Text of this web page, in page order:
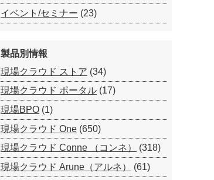
イベント/セミナー (23)
製品別情報
現場クラウド ストア (34)
現場クラウド ポータル (17)
現場BPO (1)
現場クラウド One (650)
現場クラウド Conne （コンネ）
(318)
現場クラウド Arune（アルネ）
(61)